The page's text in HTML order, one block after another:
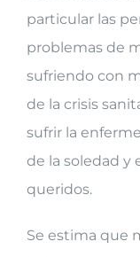
particular las
problemas de
sufriendo con
de la crisis
sufrir la
de la soledad y
queridos.
Se estima que